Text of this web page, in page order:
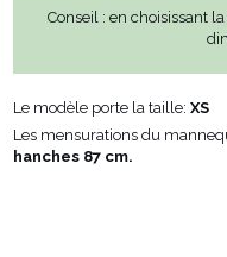
PLUS
Conseil : en choisissant
Le modèle porte la taille: XS
Les mensurations du
hanches 87 cm.